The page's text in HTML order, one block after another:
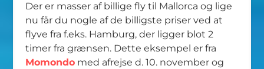
Der er masser af billige fly til Mallorca og lige
nu får du nogle af de billigste priser ved at
flyve fra f.eks. Hamburg, der ligger blot 2
timer fra grænsen. Dette eksempel er fra
Momondomed afrejse d. 10. november og